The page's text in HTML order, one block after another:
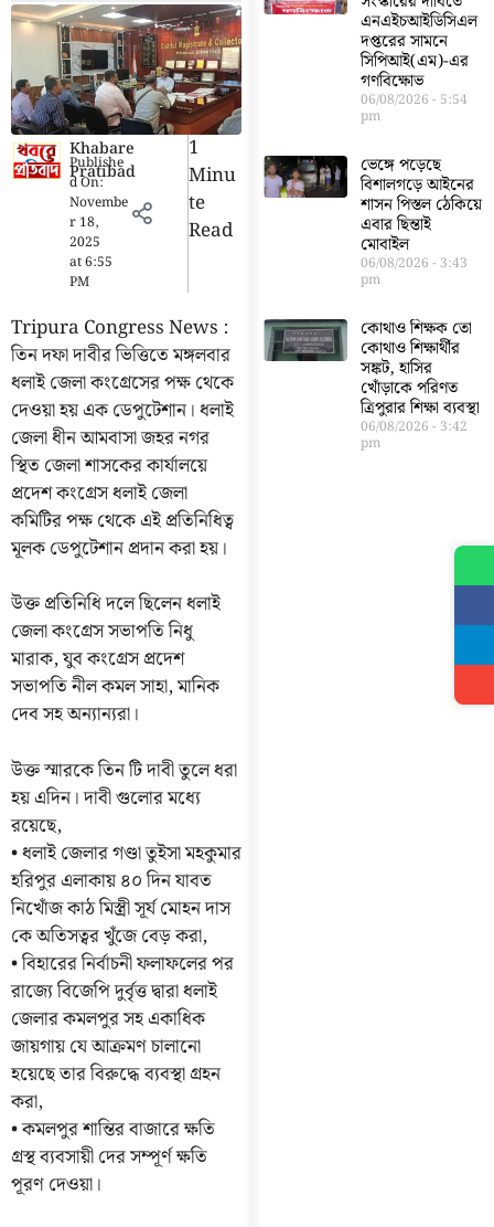
Khabare
Pratibad
Publishe
d On:
Novembe
r 18,
2025
at6:55
PM
1
Minu
Te
Read
Tripura Congress News :
তিন দফা দাবীর ভিত্তিতে মঙ্গলবার
ধলাই জেলা কংগ্রেসের পক্ষ থেকে
দেওয়া হয় এক ডেপুটেশান। ধলাই
জেলা ধীন আমবাসা জহর নগর
স্থিত জেলা শাসকের কার্যালয়ে
প্রদেশ কংগ্রেস ধলাই জেলা
কমিটির পক্ষ থেকে এই প্রতিনিধিত্ব
মূলক ডেপুটেশান প্রদান করা হয়।
উক্ত প্রতিনিধি দলে ছিলেন ধলাই
জেলা কংগ্রেস সভাপতি নিধু
মারাক, যুব কংগ্রেস প্রদেশ
সভাপতি নীল কমল সাহা, মানিক
দেব সহ অন্যান্যরা।
উক্ত স্মারকে তিন টি দাবী তুলে ধরা
হয় এদিন। দাবী গুলোর মধ্যে
রয়েছে,
• ধলাই জেলার গণ্ডা তুইসা মহকুমার
হরিপুর এলাকায় ৪০ দিন যাবত
নিখোঁজ কাঠ মিস্ত্রী সূর্য মোহন দাস
কে অতিসত্বর খুঁজে বেড় করা,
• বিহারের নির্বাচনী ফলাফলের পর
রাজ্যে বিজেপি দুর্বৃত্ত দ্বারা ধলাই
জেলার কমলপুর সহ একাধিক
জায়গায় যে আক্রমণ চালানো
হয়েছে তার বিরুদ্ধে ব্যবস্থা গ্রহন
করা,
• কমলপুর শান্তির বাজারে ক্ষতি
গ্রস্থ ব্যবসায়ী দের সম্পূর্ণ ক্ষতি
পূরণ দেওয়া।
এনএইচআইডিসিএল
দপ্তরের সামনে
সিপিআই(এম)-এর
গণবিক্ষোভ
06/08/2026 5:54
pm
ভেঙ্গে পড়েছে
বিশালগড়ে আইনের
শাসন পিস্তল ঠেকিয়ে
এবার ছিন্তাই
মোবাইল
06/08/2026 3:43
pm
কোথাও শিক্ষক তো
কোথাও শিক্ষার্থীর
সঙ্কট, হাসির
খোঁড়াকে পরিণত
ত্রিপুরার শিক্ষা ব্যবস্থা
06/08/2026 3:42
pm